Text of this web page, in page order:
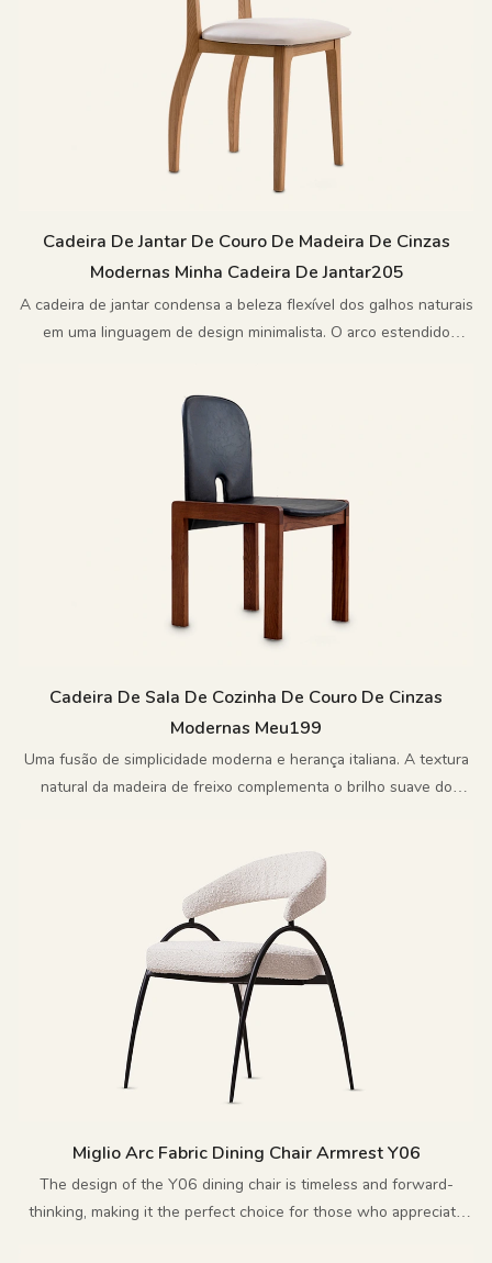
Cadeira De Jantar De Couro De Madeira De Cinzas
Modernas Minha Cadeira De Jantar205
A cadeira de jantar condensa a beleza flexível dos galhos naturais
em uma linguagem de design minimalista. O arco estendido
Cadeira De Sala De Cozinha De Couro De Cinzas
Modernas Meu199
Uma fusão de simplicidade moderna e herança italiana. A textura
natural da madeira de freixo complementa o brilho suave do
Miglio Arc Fabric Dining Chair Armrest Y06
The design of the Y06 dining chair is timeless and forward-
thinking, making it the perfect choice for those who appreciate